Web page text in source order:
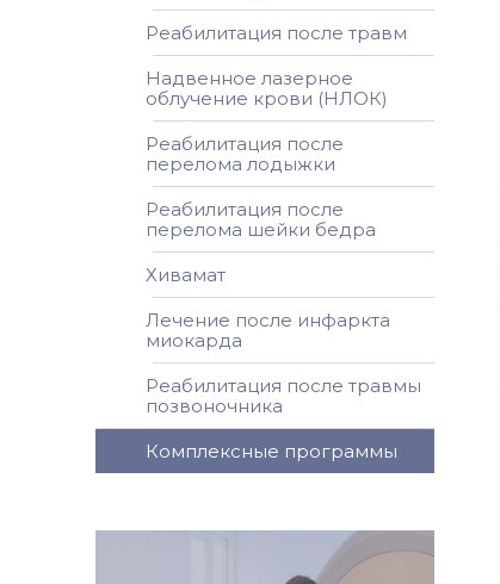
Реабилитация после травм
Надвенное лазерное
облучение крови (НЛОК)
Реабилитация после
перелома лодыжки
Реабилитация после
перелома шейки бедра
Хивамат
Лечение после инфаркта
миокарда
Реабилитация после травмы
позвоночника
Комплексные программы